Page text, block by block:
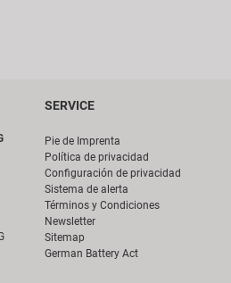
SERVICE
Pie de Imprenta
Política de privacidad
Configuración de privacidad
Sistema de alerta
Términos y Condiciones
Newsletter
Sitemap
German Battery Act